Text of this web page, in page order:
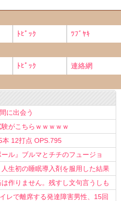
ﾄﾋﾟｯｸ
ﾂﾌﾞﾔｷ
ﾄﾋﾟｯｸ
連絡網
に出会う
がこちらｗｗｗｗｗ
本 12打点 OPS.795
ル』ブルマとチチのフュージョ
人生初の睡眠導入剤を服用した結果
作りません。残すし文句言うしも
レで離席する発達障害男性、15回